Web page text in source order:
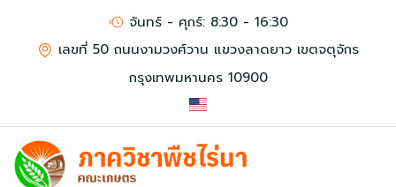
จันทร์ - ศุกร์: 8:30 - 16:30
เลขที่ 50 ถนนงามวงศ์วาน แขวงลาดยาว เขตจตุจักร
กรุงเทพมหานคร 10900